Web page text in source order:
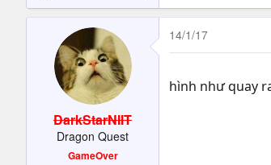
DarkStarNIIT
Dragon Quest
GameOver
14/1/17
hình như quay